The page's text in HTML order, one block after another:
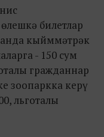
билетлар
кыйммәтрәк
- 150 сум
гражданнар
зоопаркка керү
льготалы